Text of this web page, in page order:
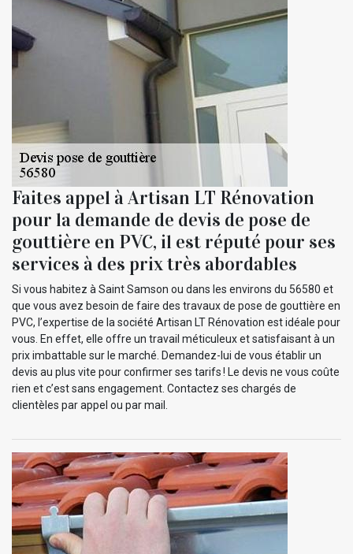
Faites appel à Artisan LT Rénovation
pour la demande de devis de pose de
gouttière en PVC, il est réputé pour ses
services à des prix très abordables
Si vous habitez à Saint Samson ou dans les environs du 56580 et
que vous avez besoin de faire des travaux de pose de gouttière en
PVC, l’expertise de la société Artisan LT Rénovation est idéale pour
vous. En effet, elle offre un travail méticuleux et satisfaisant à un
prix imbattable sur le marché. Demandez-lui de vous établir un
devis au plus vite pour confirmer ses tarifs ! Le devis ne vous coûte
rien et c’est sans engagement. Contactez ses chargés de
clientèles par appel ou par mail.